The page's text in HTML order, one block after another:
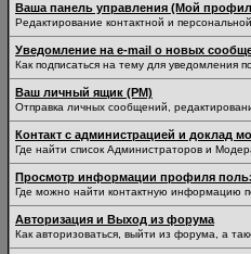
Ваша панель управления (Мой
Редактирование контактной и
Уведомление на e-mail о новых
Как подписаться на тему для уведомления
Ваш личный ящик (PM)
Отправка личных сообщений,
Контакт с администрацией и доклад
Где найти список Администраторов и
Просмотр информации профиля
Где можно найти контактную информацию
Авторизация и Выход из форума
Как авторизоваться, выйти из форума, а